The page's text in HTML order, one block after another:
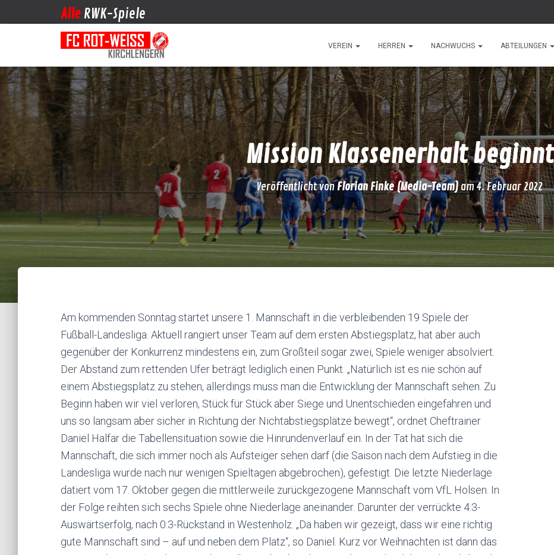
Alle RWK-Spiele
VEREIN HERREN NACHWUCHS ABTEILUNGEN
Mission Klassenerhalt beginnt
Veröffentlicht von Florian Finke (Media-Team)am4. Februar 2022
Am kommenden Sonntag startet unsere 1. Mannschaft in die verbleibenden 19 Spiele der
Fußball-Landesliga. Aktuell rangiert unser Team auf dem ersten Abstiegsplatz, hat aber auch
gegenüber der Konkurrenz mindestens ein, zum Großteil sogar zwei, Spiele weniger absolviert.
Der Abstand zum rettenden Ufer beträgt lediglich einen Punkt. „Natürlich ist es nie schön auf
einem Abstiegsplatz zu stehen, allerdings muss man die Entwicklung der Mannschaft sehen. Zu
Beginn haben wir viel verloren, Stück für Stück aber Siege und Unentschieden eingefahren und
uns so langsam aber sicher in Richtung der Nichtabstiegsplätze bewegt“, ordnet Cheftrainer
Daniel Halfar die Tabellensituation sowie die Hinrundenverlauf ein. In der Tat hat sich die
Mannschaft, die sich immer noch als Aufsteiger sehen darf (die Saison nach dem Aufstieg in die
Landesliga wurde nach nur wenigen Spieltagen abgebrochen), gefestigt. Die letzte Niederlage
datiert vom 17. Oktober gegen die mittlerweile zurückgezogene Mannschaft vom VfL Holsen. In
der Folge reihten sich sechs Spiele ohne Niederlage aneinander. Darunter der verrückte 4:3-
Auswärtserfolg, nach 0:3-Rückstand in Westenholz. „Da haben wir gezeigt, dass wir eine richtig
gute Mannschaft sind – auf und neben dem Platz“, so Daniel. Kurz vor Weihnachten ist dann das